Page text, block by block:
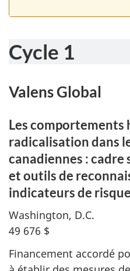
Cycle 1
Valens Global
Les comportements
radicalisation dans
canadiennes : cadre
et outils de
indicateurs de risque
Washington, D.C.
49 676 $
Financement accordé